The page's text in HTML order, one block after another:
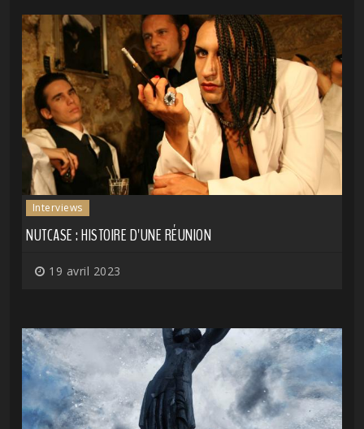
Interviews
NUTCASE : HISTOIRE D'UNE RÉUNION
19 avril 2023